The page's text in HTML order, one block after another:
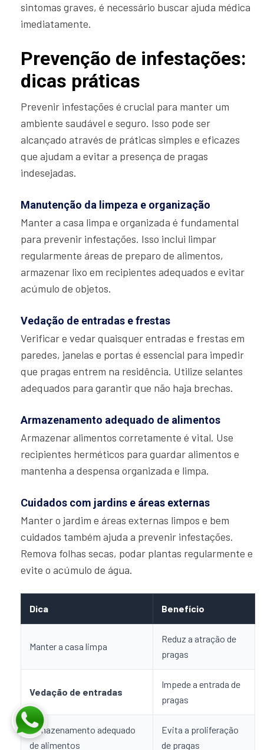
sintomas graves, é necessário buscar ajuda médica
imediatamente.
Prevenção de infestações:
dicas práticas
Prevenir infestações é crucial para manter um
ambiente saudável e seguro. Isso pode ser
alcançado através de práticas simples e eficazes
que ajudam a evitar a presença de pragas
indesejadas.
Manutenção da limpeza e organização
Manter a casa limpa e organizada é fundamental
para prevenir infestações. Isso inclui limpar
regularmente áreas de preparo de alimentos,
armazenar lixo em recipientes adequados e evitar
acúmulo de objetos.
Vedação de entradas e frestas
Verificar e vedar quaisquer entradas e frestas em
paredes, janelas e portas é essencial para impedir
que pragas entrem na residência. Utilize selantes
adequados para garantir que não haja brechas.
Armazenamento adequado de alimentos
Armazenar alimentos corretamente é vital. Use
recipientes herméticos para guardar alimentos e
mantenha a despensa organizada e limpa.
Cuidados com jardins e áreas externas
Manter o jardim e áreas externas limpos e bem
cuidados também ajuda a prevenir infestações.
Remova folhas secas, podar plantas regularmente e
evite o acúmulo de água.
Dica Benefício
Manter a casa limpa
Reduz a atração de
pragas
Vedação de entradas
Impede a entrada de
pragas
Armazenamento adequado
de alimentos
Evita a proliferação
de pragas